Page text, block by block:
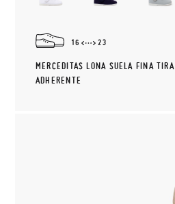
16 23
MERCEDITAS LONA SUELA FINA TIRA
ADHERENTE